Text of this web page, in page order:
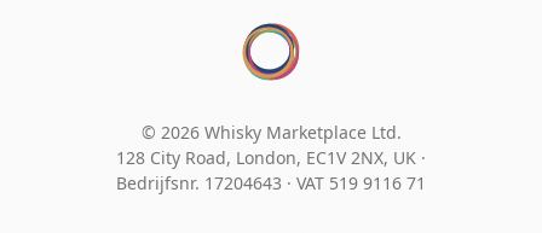
© 2026 Whisky Marketplace Ltd.
128 City Road, London, EC1V 2NX, UK ·
Bedrijfsnr. 17204643 · VAT 519 9116 71